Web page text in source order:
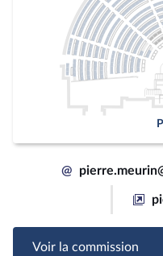
@
Voir la commission